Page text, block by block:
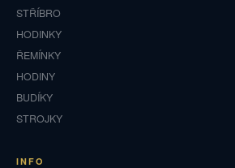
STŘÍBRO
HODINKY
ŘEMÍNKY
HODINY
BUDÍKY
STROJKY
INFO